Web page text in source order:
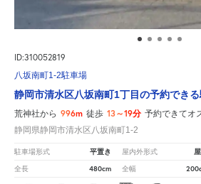
ID:310052819
八坂南町1-2駐車場
静岡市清水区八坂南町1丁目の予約できる
荒神社から 996m 徒歩 13～19分 予約できてオ
静岡県静岡市清水区八坂南町1-2
駐車場形式 平置き 屋内外形式
全長 480cm 全幅